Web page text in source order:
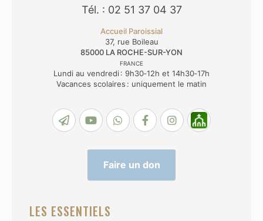
Tél. : 02 51 37 04 37
Accueil Paroissial
37, rue Boileau
85000 LA ROCHE-SUR-YON
FRANCE
Lundi au vendredi : 9h30‑12h et 14h30‑17h
Vacances scolaires : uniquement le matin
Faire un don
LES ESSENTIELS